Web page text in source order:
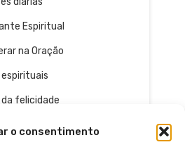
o consentimento
Espiritual
na Oração
espirituais
da felicidade